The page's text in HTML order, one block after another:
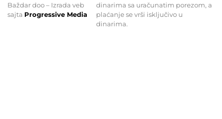
Baždar doo – Izrada veb
sajta Progressive Media
dinarima sa uračunatim porezom, a
plaćanje se vrši isključivo u
dinarima.